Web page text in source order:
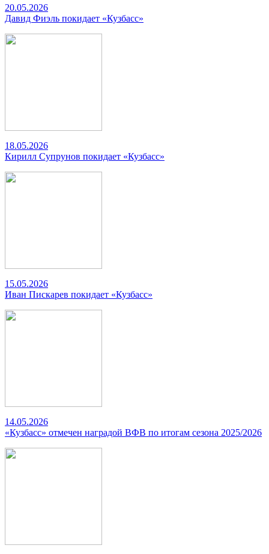
20.05.2026
Давид Фиэль покидает «Кузбасс»
18.05.2026
Кирилл Супрунов покидает «Кузбасс»
15.05.2026
Иван Пискарев покидает «Кузбасс»
14.05.2026
«Кузбасс» отмечен наградой ВФВ по итогам сезона 2025/2026